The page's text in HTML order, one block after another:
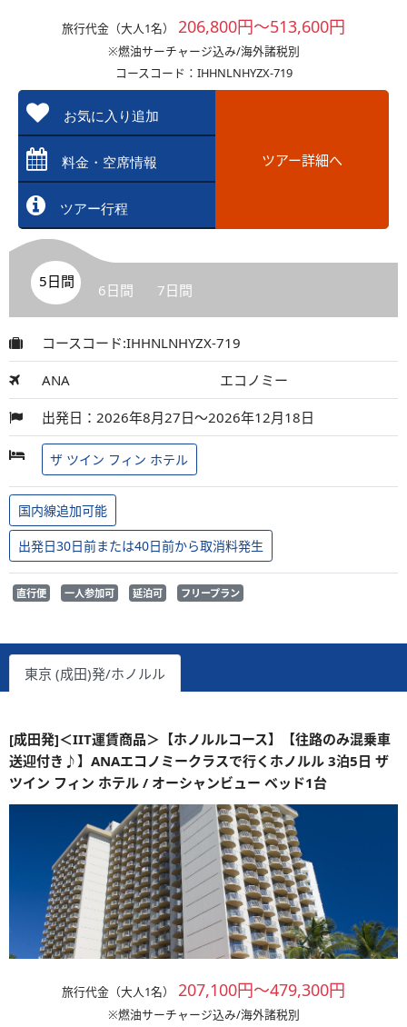
旅行代金（大人1名） 206,800円～513,600円
※燃油サーチャージ込み/海外諸税別
コースコード：IHHNLNHYZX-719
お気に入り追加
料金・空席情報
ツアー行程
ツアー詳細へ
5日間 6日間 7日間
コースコード:IHHNLNHYZX-719
ANA エコノミー
出発日：2026年8月27日～2026年12月18日
ザ ツイン フィン ホテル
国内線追加可能
出発日30日前または40日前から取消料発生
直行便 一人参加可 延泊可 フリープラン
東京 (成田)発/ホノルル
[成田発]＜IIT運賃商品＞【ホノルルコース】【往路のみ混乗車
送迎付き♪】ANAエコノミークラスで行くホノルル 3泊5日 ザ
ツイン フィン ホテル / オーシャンビュー ベッド1台
旅行代金（大人1名） 207,100円～479,300円
※燃油サーチャージ込み/海外諸税別